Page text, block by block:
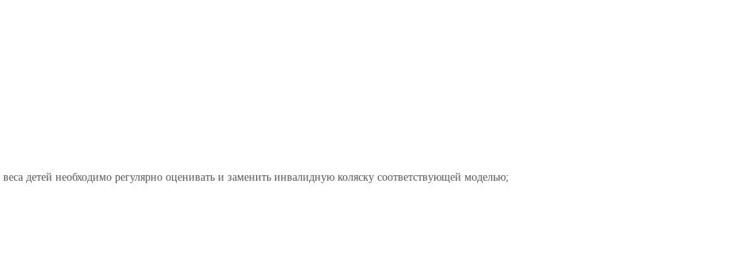
детей необходимо регулярно оценивать и заменить инвалидную коляску соответствующей моделью;